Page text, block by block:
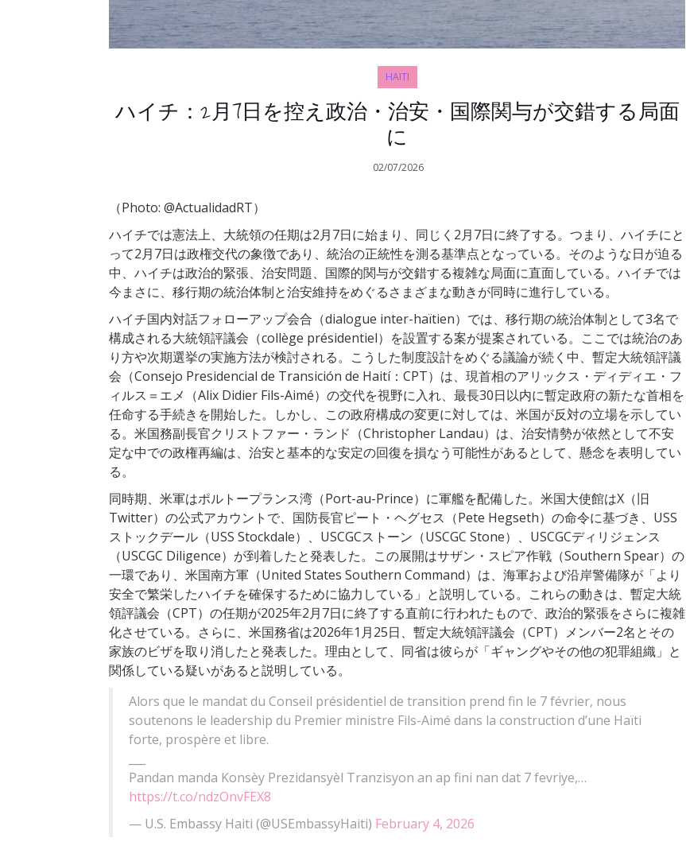
HAITI
ハイチ：2月7日を控え政治・治安・国際関与が交錯する局面
に
02/07/2026
（Photo: @ActualidadRT）
ハイチでは憲法上、大統領の任期は2月7日に始まり、同じく2月7日に終了する。つまり、ハイチにと
って2月7日は政権交代の象徴であり、統治の正統性を測る基準点となっている。そのような日が迫る
中、ハイチは政治的緊張、治安問題、国際的関与が交錯する複雑な局面に直面している。ハイチでは
今まさに、移行期の統治体制と治安維持をめぐるさまざまな動きが同時に進行している。
ハイチ国内対話フォローアップ会合（dialogue inter-haïtien）では、移行期の統治体制として3名で
構成される大統領評議会（collège présidentiel）を設置する案が提案されている。ここでは統治のあ
り方や次期選挙の実施方法が検討される。こうした制度設計をめぐる議論が続く中、暫定大統領評議
会（Consejo Presidencial de Transición de Haití：CPT）は、現首相のアリックス・ディディエ・フ
ィルス＝エメ（Alix Didier Fils-Aimé）の交代を視野に入れ、最長30日以内に暫定政府の新たな首相を
任命する手続きを開始した。しかし、この政府構成の変更に対しては、米国が反対の立場を示してい
る。米国務副長官クリストファー・ランド（Christopher Landau）は、治安情勢が依然として不安
定な中での政権再編は、治安と基本的な安定の回復を損なう可能性があるとして、懸念を表明してい
る。
同時期、米軍はポルトープランス湾（Port-au-Prince）に軍艦を配備した。米国大使館はX（旧
Twitter）の公式アカウントで、国防長官ピート・ヘグセス（Pete Hegseth）の命令に基づき、USS
ストックデール（USS Stockdale）、USCGCストーン（USCGC Stone）、USCGCディリジェンス
（USCGC Diligence）が到着したと発表した。この展開はサザン・スピア作戦（Southern Spear）の
一環であり、米国南方軍（United States Southern Command）は、海軍および沿岸警備隊が「より
安全で繁栄したハイチを確保するために協力している」と説明している。これらの動きは、暫定大統
領評議会（CPT）の任期が2025年2月7日に終了する直前に行われたもので、政治的緊張をさらに複雑
化させている。さらに、米国務省は2026年1月25日、暫定大統領評議会（CPT）メンバー2名とその
家族のビザを取り消したと発表した。理由として、同省は彼らが「ギャングやその他の犯罪組織」と
関係している疑いがあると説明している。
Alors que le mandat du Conseil présidentiel de transition prend fin le 7 février, nous
soutenons le leadership du Premier ministre Fils-Aimé dans la construction d’une Haïti
forte, prospère et libre.
Pandan manda Konsèy Prezidansyèl Tranzisyon an ap fini nan dat 7 fevriye,…
https://t.co/ndzOnvFEX8
— U.S. Embassy Haiti (@USEmbassyHaiti) February 4, 2026